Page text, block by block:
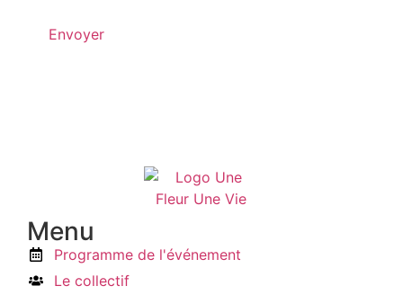
Menu
Programme de l'événement
Le collectif